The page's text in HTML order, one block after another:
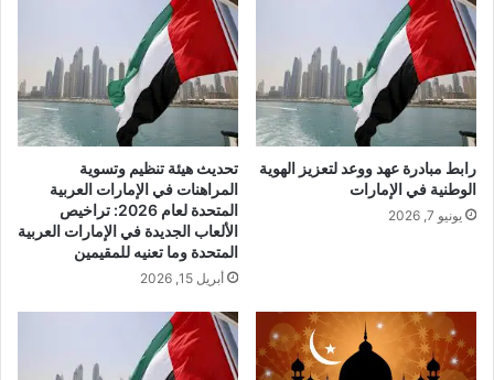
رابط مبادرة عهد ووعد لتعزيز الهوية
الوطنية في الإمارات
يونيو 7, 2026
تحديث هيئة تنظيم وتسوية
المراهنات في الإمارات العربية
المتحدة لعام 2026: تراخيص
الألعاب الجديدة في الإمارات العربية
المتحدة وما تعنيه للمقيمين
أبريل 15, 2026